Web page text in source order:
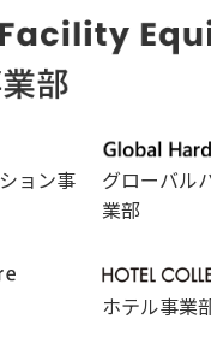
ョン事
グローバル
業部
ホテル事業